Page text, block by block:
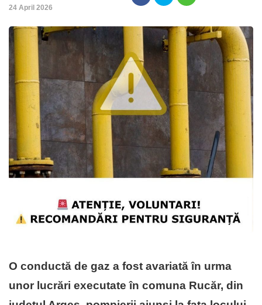
,24 April 2026
O conductă de gaz a fost avariată în urma
unor lucrări executate în comuna Rucăr, din